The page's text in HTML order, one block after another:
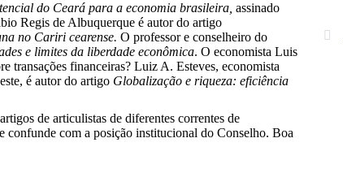
do Ceará para a economia brasileira assinado
Regis de Albuquerque é autor do artigo
no Cariri cearense. O professor e conselheiro do
e limites da liberdade econômica. O economista Luis
transações financeiras? Luiz A. Esteves, economista
é autor do artigo Globalização e riqueza: eficiência
de articulistas de diferentes correntes de
confunde com a posição institucional do Conselho. Boa